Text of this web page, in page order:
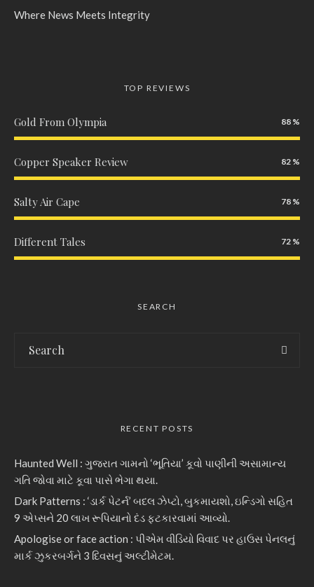
Where News Meets Integrity
TOP REVIEWS
Gold From Olympia 88
Copper Speaker Review 82
Salty Air Cape 78
Different Tales 72
SEARCH
RECENT POSTS
Haunted Well : ગુજરાત ગામનો ‘ભૂતિયા’ કૂવો પાણીની અસામાન્ય
ગતિ જોવા માટે કૂવા પાસે ભેગા થયા.
Dark Patterns : ‘ડાર્ક પેટર્ન’ બદલ ઝેપ્ટો, બુકમાયશો, ઇન્ડિગો સહિત
9 એપ્સને 20 લાખ રૂપિયાનો દંડ ફટકારવામાં આવ્યો.
Apologise or face action : પીએમ વીડિયો વિવાદ પર હાઉસ પેનલનું
માર્ક ઝુકરબર્ગને 3 દિવસનું અલ્ટીમેટમ.